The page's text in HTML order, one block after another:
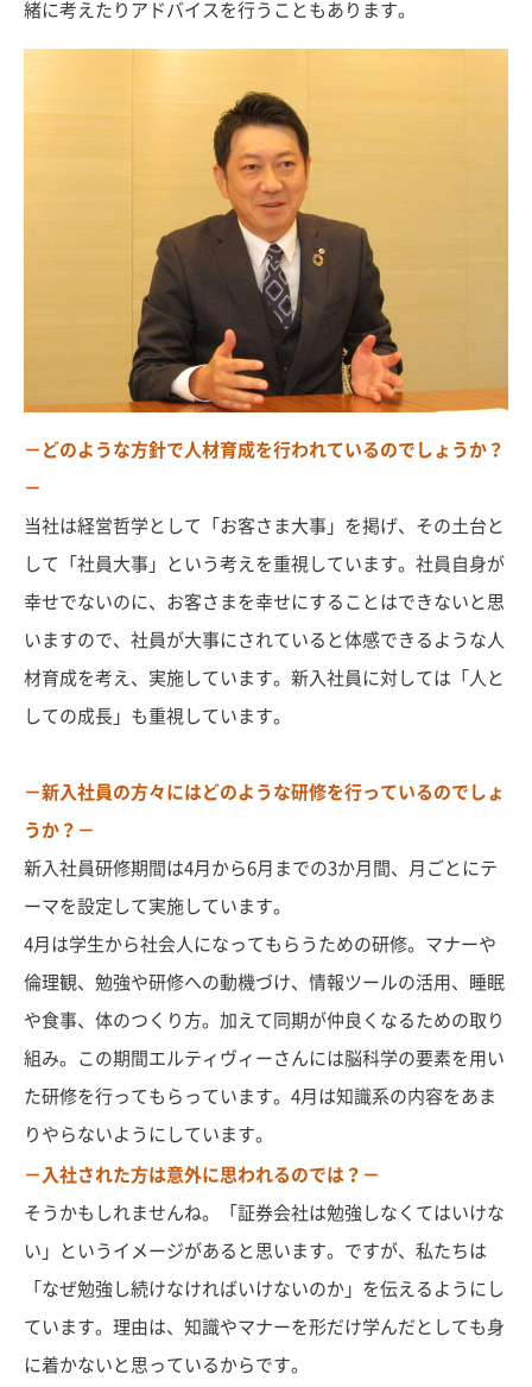
緒に考えたりアドバイスを行うこともあります。
－どのような方針で人材育成を行われているのでしょうか？
－
当社は経営哲学として「お客さま大事」を掲げ、その土台と
して「社員大事」という考えを重視しています。社員自身が
幸せでないのに、お客さまを幸せにすることはできないと思
いますので、社員が大事にされていると体感できるような人
材育成を考え、実施しています。新入社員に対しては「人と
しての成長」も重視しています。
－新入社員の方々にはどのような研修を行っているのでしょ
うか？－
新入社員研修期間は4月から6月までの3か月間、月ごとにテ
ーマを設定して実施しています。
4月は学生から社会人になってもらうための研修。マナーや
倫理観、勉強や研修への動機づけ、情報ツールの活用、睡眠
や食事、体のつくり方。加えて同期が仲良くなるための取り
組み。この期間エルティヴィーさんには脳科学の要素を用い
た研修を行ってもらっています。4月は知識系の内容をあま
りやらないようにしています。
－入社された方は意外に思われるのでは？－
そうかもしれませんね。「証券会社は勉強しなくてはいけな
い」というイメージがあると思います。ですが、私たちは
「なぜ勉強し続けなければいけないのか」を伝えるようにし
ています。理由は、知識やマナーを形だけ学んだとしても身
に着かないと思っているからです。